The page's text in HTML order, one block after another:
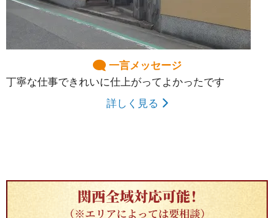
一言メッセージ
丁寧な仕事できれいに仕上がってよかったです
詳しく見る